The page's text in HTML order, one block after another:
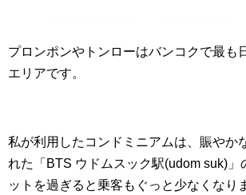
プロンポンやトンローはバンコクで最も
エリアです。
私が利用したコンドミニアムは、賑やか
れた「BTS ウドムスック駅(udom suk)」
ットを過ぎると乗客もぐっと少なくなり